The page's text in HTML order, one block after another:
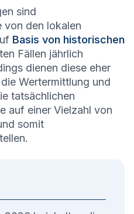
sind
von den lokalen
Basis von historischen
Fällen jährlich
dienen diese eher
Wertermittlung und
tatsächlichen
auf einer Vielzahl von
somit